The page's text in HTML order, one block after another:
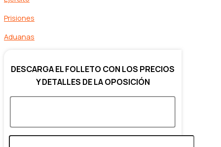
Prisiones
Aduanas
DESCARGA EL FOLLETO CON LOS PRECIOS
Y DETALLES DE LA OPOSICIÓN